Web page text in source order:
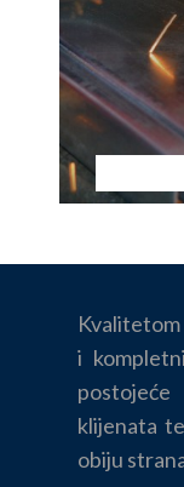
i
klijenata
obiju